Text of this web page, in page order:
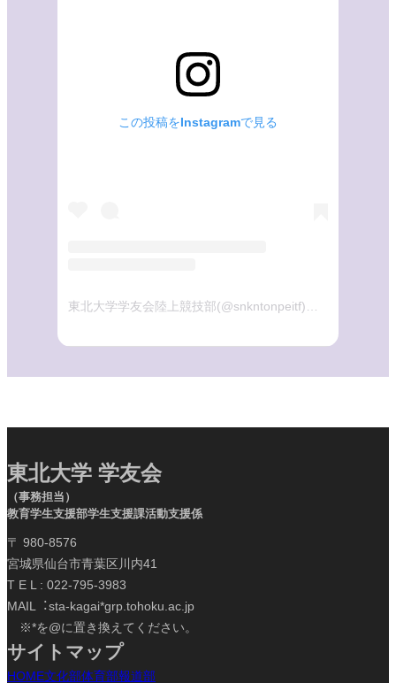
この投稿をInstagramで見る
東北大学学友会陸上競技部(@snkntonpeitf)がシェアした投稿
東北大学 学友会
（事務担当）
教育学生支援部学生支援課活動支援係
〒 980-8576
宮城県仙台市青葉区川内41
T E L : 022-795-3983
MAIL︓sta-kagai*grp.tohoku.ac.jp
※*を@に置き換えてください。
サイトマップ
HOME文化部体育部報道部